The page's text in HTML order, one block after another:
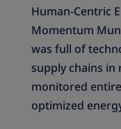
Human-Centric
Momentum
was full of
supply chains in
monitored
optimized